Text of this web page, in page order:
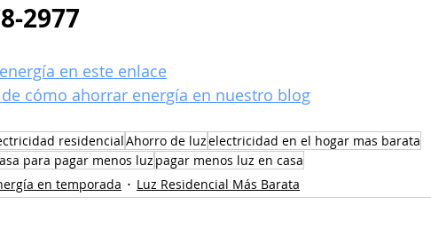
2977
en este enlace
cómo ahorrar energía en nuestro blog
residencialAhorro de luzelectricidad en el hogar mas barata
para pagar menos luz pagar menos luz en casa
en temporada
Luz Residencial Más Barata